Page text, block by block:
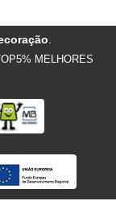
.
MELHORES